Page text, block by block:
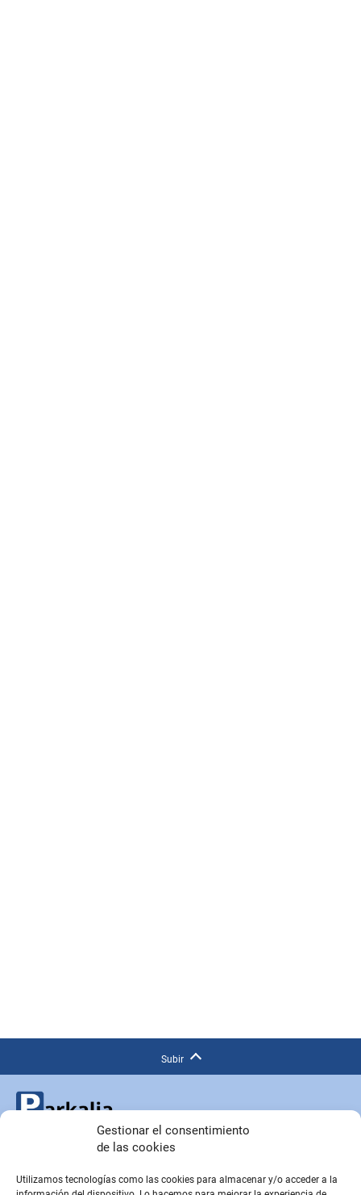
Gestionar el consentimiento
de las cookies
Utilizamos tecnologías como las cookies para almacenar y/o acceder a la
Subir
Copyright © Parkalia.es